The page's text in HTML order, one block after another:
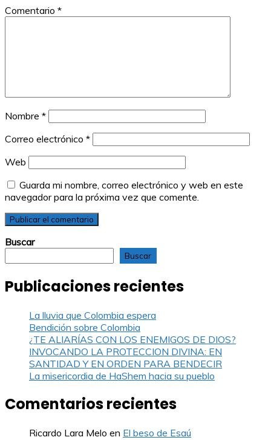
Comentario *
Nombre *
Correo electrónico *
Web
Guarda mi nombre, correo electrónico y web en este
navegador para la próxima vez que comente.
Buscar
Buscar
Publicaciones recientes
La lluvia que Colombia espera
Bendición sobre Colombia
¿TE ALIARÍAS CON LOS ENEMIGOS DE DIOS?
INVOCANDO LA PROTECCION DIVINA: EN
SANTIDAD Y EN ORDEN PARA BENDECIR
La misericordia de HaShem hacia su pueblo
Comentarios recientes
Ricardo Lara Melo en El beso de Esaú